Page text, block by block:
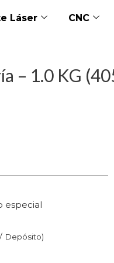
Láser CNC
– 1.0 KG
especial
Depósito)